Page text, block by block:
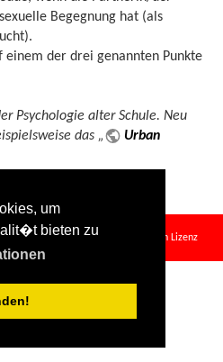
um
bieten zu
Begegnung hat (als
einem der drei genannten Punkte
Psychologie alter Schule. Neu
das „
Urban
2024/09/24 15:23
dieses Wikis unter der folgenden Lizenz
Alike 4.0 International